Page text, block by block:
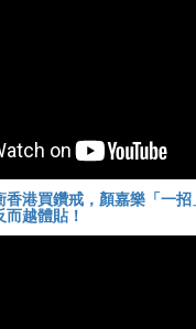
香港買鑽戒，顏嘉樂「一
越體貼！